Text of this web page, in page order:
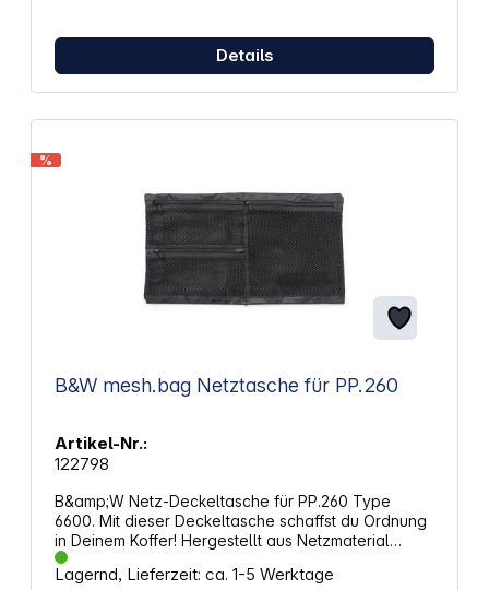
Details
%
B&W mesh.bag Netztasche für PP.260
Artikel-Nr.:
122798
B&amp;W Netz-Deckeltasche für PP.260 Type
6600. Mit dieser Deckeltasche schaffst du Ordnung
in Deinem Koffer! Hergestellt aus Netzmaterial
bietet diese Deckeltasche die Möglichkeit zur
Aufbewahrung von Kleinteilen wie Speicherkarten,
Lagernd, Lieferzeit: ca. 1-5 Werktage